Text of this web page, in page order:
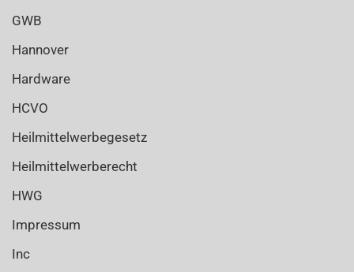
GWB
Hannover
Hardware
HCVO
Heilmittelwerbegesetz
Heilmittelwerberecht
HWG
Impressum
Inc